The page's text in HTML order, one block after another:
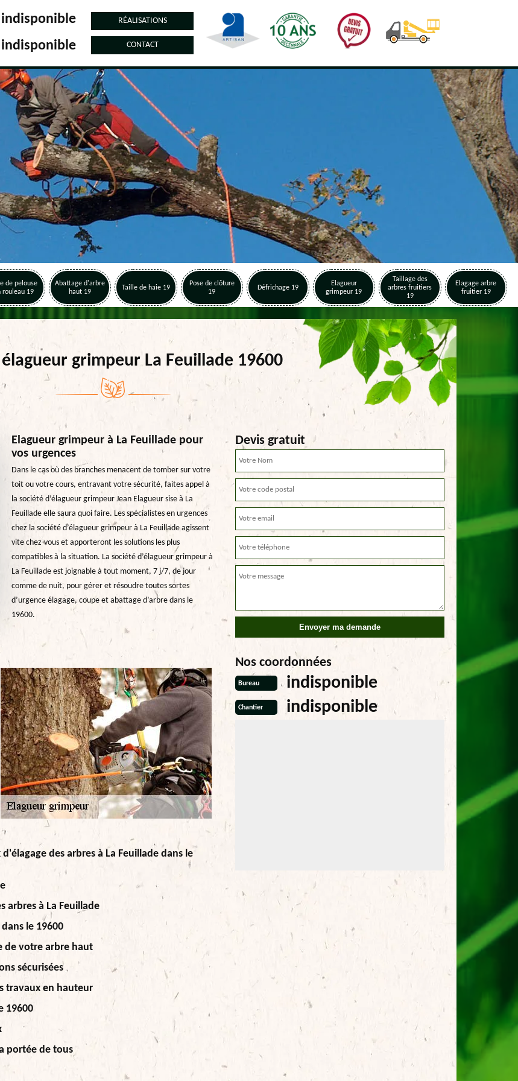
indisponible
indisponible
RÉALISATIONS
CONTACT
de pelouse
rouleau 19
Abattage d'arbre
haut 19
Taille de haie 19
Pose de clôture
19
Défrichage 19
Elagueur
grimpeur 19
Taillage des
arbres fruitiers
19
Elagage arbre
fruitier 19
grimpeur La Feuillade 19600
Elagueur grimpeur à La Feuillade pour
vos urgences
Dans le cas où des branches menacent de tomber sur votre
toit ou votre cours, entravant votre sécurité, faites appel à
la société d’élagueur grimpeur Jean Elagueur sise à La
Feuillade elle saura quoi faire. Les spécialistes en urgences
chez la société d’élagueur grimpeur à La Feuillade agissent
vite chez-vous et apporteront les solutions les plus
compatibles à la situation. La société d’élagueur grimpeur à
La Feuillade est joignable à tout moment, 7 j/7, de jour
comme de nuit, pour gérer et résoudre toutes sortes
d’urgence élagage, coupe et abattage d’arbre dans le
19600.
des arbres à La Feuillade dans le
arbres à La Feuillade
le 19600
de votre arbre haut
sécurisées
travaux en hauteur
19600
portée de tous
Devis gratuit
Nos coordonnées
Bureau indisponible
Chantier indisponible